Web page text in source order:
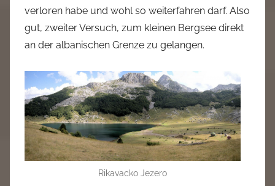
verloren habe und wohl so weiterfahren darf. Also
gut, zweiter Versuch, zum kleinen Bergsee direkt
an der albanischen Grenze zu gelangen.
Rikavacko Jezero